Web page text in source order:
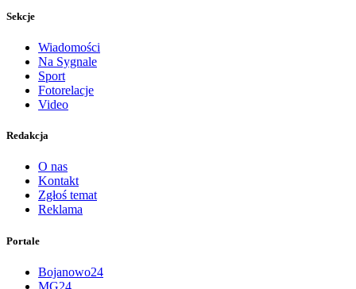
Sekcje
Wiadomości
Na Sygnale
Sport
Fotorelacje
Video
Redakcja
O nas
Kontakt
Zgłoś temat
Reklama
Portale
Bojanowo24
MG24